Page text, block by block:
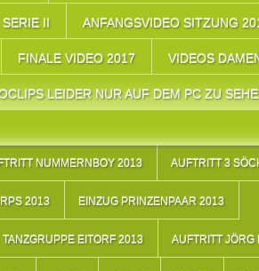
II ANFANGSVIDEO SITZUNG
FINALE VIDEO 2017 VIDEOS
LEIDER NUR AUF DEM PC ZU
NUMMERNBOY 2013 AUFTRITT 3
2013 EINZUG PRINZENPAAR 2013
TANZGRUPPE EITORF 2013 AUFTRITT